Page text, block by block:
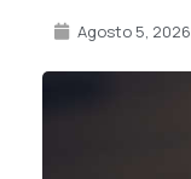
Agosto 5, 2026